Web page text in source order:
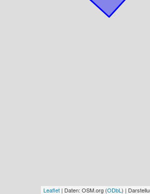
Leaflet | Daten: OSM.org (ODbL ) |